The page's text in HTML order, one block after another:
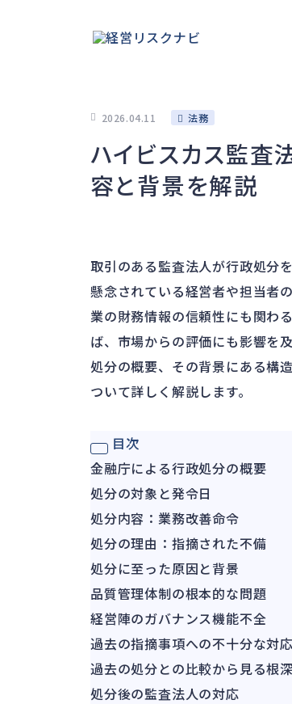
2026.04.11 法務
ハイビスカス監査
容と背景を解説
取引のある監査法人が行政処分
懸念されている経営者や担当者
業の財務情報の信頼性にも関わ
ば、市場からの評価にも影響を
処分の概要、その背景にある構
ついて詳しく解説します。
目次
金融庁による行政処分の概要
処分の対象と発令日
処分内容：業務改善命令
処分の理由：指摘された不備
処分に至った原因と背景
品質管理体制の根本的な問題
経営陣のガバナンス機能不全
過去の指摘事項への不十分な対応
過去の処分との比較から見る根
処分後の監査法人の対応